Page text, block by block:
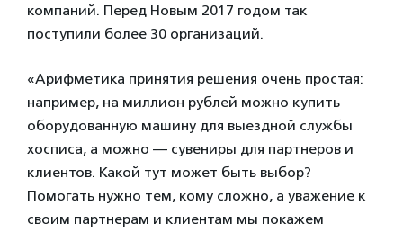
компаний. Перед Новым 2017 годом так
поступили более 30 организаций.
«Арифметика принятия решения очень простая:
например, на миллион рублей можно купить
оборудованную машину для выездной службы
хосписа, а можно — сувениры для партнеров и
клиентов. Какой тут может быть выбор?
Помогать нужно тем, кому сложно, а уважение к
своим партнерам и клиентам мы покажем